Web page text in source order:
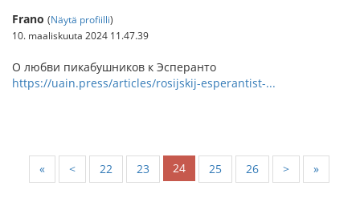
Frano (Näytä profiilli)
10. maaliskuuta 2024 11.47.39
О любви пикабушников к Эсперанто
https://uain.press/articles/rosijskij-esperantist-...
« < 22 23 24 25 26 > »